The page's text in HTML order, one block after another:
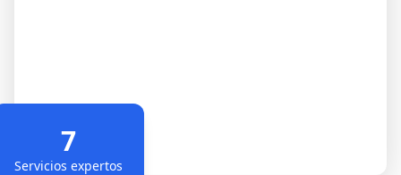
7
Servicios expertos